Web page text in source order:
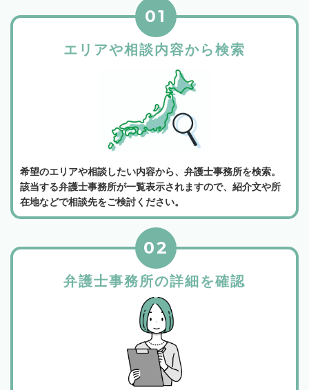
エリアや相談内容から検索
01
希望のエリアや相談したい内容から、弁護士事務所を検索。
該当する弁護士事務所が一覧表示されますので、紹介文や所
在地などで相談先をご検討ください。
弁護士事務所の詳細を確認
02